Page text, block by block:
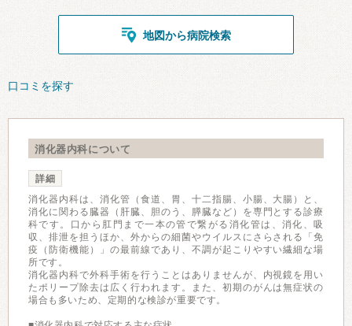
地図から病院検索
口コミを探す
消化器内科について
詳細
消化器内科は、消化管（食道、胃、十二指腸、小腸、大腸）と、
消化に関わる臓器（肝臓、胆のう、膵臓など）を専門とする診療
科です。口から肛門まで一本の管で繋がる消化管は、消化、吸
収、排泄を担うほか、外からの細菌やウイルスにさらされる「免
疫（防衛機能）」の最前線であり、不調が起こりやすい繊細な場
所です。
消化器内科で外科手術を行うことはありませんが、内視鏡を用い
たポリープ除去は広く行われます。また、初期のがんは無症状の
場合も多いため、定期的な検診が重要です。